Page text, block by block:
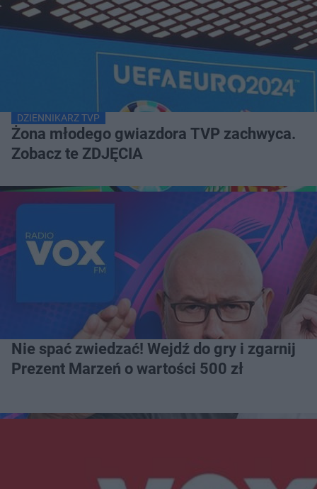
DZIENNIKARZ TVP
Żona młodego gwiazdora TVP zachwyca.
Zobacz te ZDJĘCIA
Nie spać zwiedzać! Wejdź do gry i zgarnij
Prezent Marzeń o wartości 500 zł